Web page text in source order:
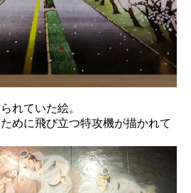
れていた絵。
めに飛び立つ特攻機が描かれて